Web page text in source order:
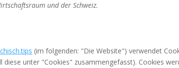
und der Schweiz.
(im folgenden: "Die Website") verwendet
diese unter "Cookies" zusammengefasst). Cookies